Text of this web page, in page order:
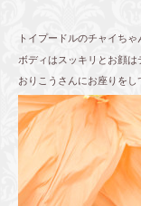
トイプードルのチャイち
ボディはスッキリとお顔は
おりこうさんにお座りをし